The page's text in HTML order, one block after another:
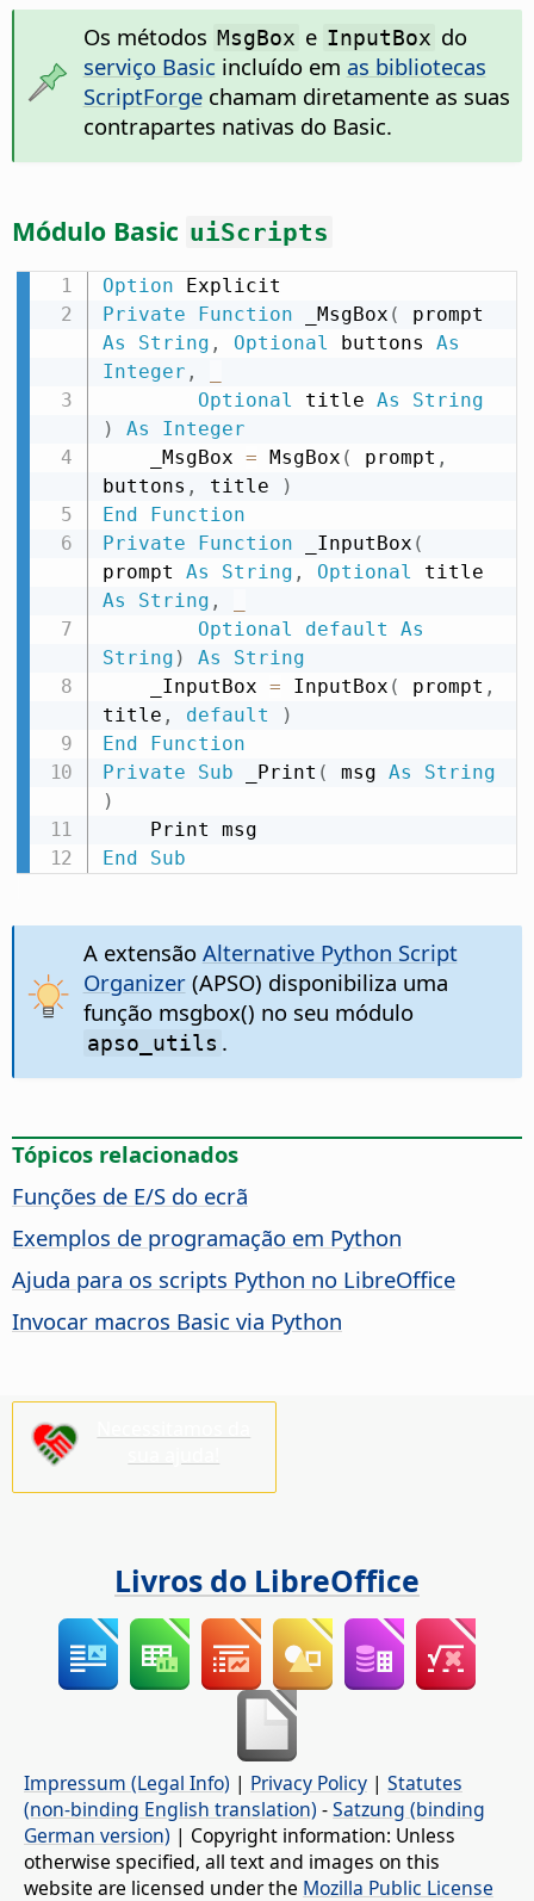
Os métodos MsgBox e InputBox do
serviço Basic incluído em as bibliotecas
ScriptForgechamam diretamente as suas
contrapartes nativas do Basic.
Módulo Basic uiScripts
Option
Private
Function _MsgBox (
As
String , Optional buttons As
Integer ,
Optional title As
String
)
As
Integer
    _MsgBox
= MsgBox ( prompt ,
buttons , title
)
End
Function
Private
Function _InputBox (
prompt As String , Optional
As
String ,
Optional
default
As
String ) As
String
    _InputBox
= InputBox ( prompt ,
title , default
)
End
Function
Private
Sub _Print ( msg As
String
)
End
Sub
A extensão Alternative Python Script
Organizer(APSO) disponibiliza uma
função msgbox() no seu módulo
apso_utils .
Tópicos relacionados
Funções de E/S do ecrã
Exemplos de programação em Python
Ajuda para os scripts Python no LibreOffice
Invocar macros Basic via Python
Livros do LibreOffice
Impressum (Legal Info) | Privacy Policy | Statutes
(non-binding English translation) -Satzung (binding
German version) | Copyright information: Unless
otherwise specified, all text and images on this
website are licensed under the Mozilla Public License